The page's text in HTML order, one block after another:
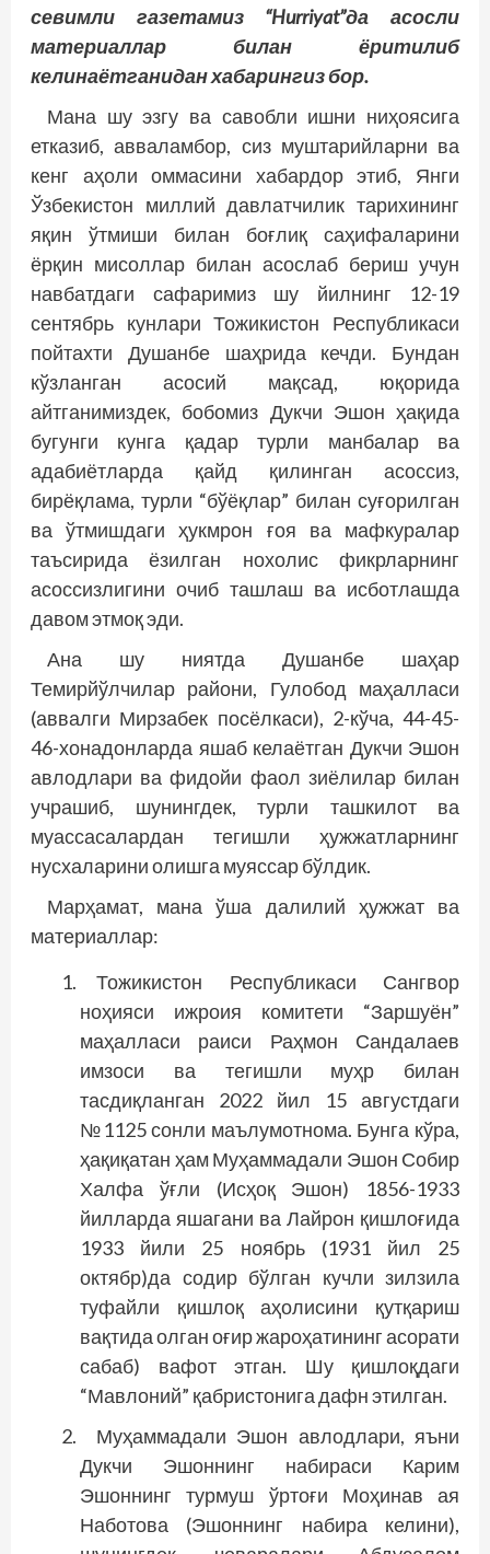
севимли газетамиз “Hurriyat”да асос­­ли
материаллар билан ёритилиб
келинаётганидан хабарингиз бор.
Мана шу эзгу ва савобли ишни ниҳоясига
етказиб, авваламбор, сиз муштарийларни ва
кенг аҳоли оммасини хабардор этиб, Янги
Ўзбекистон миллий давлатчилик тарихининг
яқин ўтмиши билан боғлиқ саҳифаларини
ёрқин мисоллар билан асослаб бериш учун
навбатдаги сафаримиз шу йилнинг 12-19
сентябрь кунлари Тожикистон Республикаси
пойтахти Душанбе шаҳрида кечди. Бундан
кўзланган асосий мақсад, юқорида
айтганимиздек, бобомиз Дукчи Эшон ҳақида
бугунги кунга қадар турли манбалар ва
адабиётларда қайд қилинган асоссиз,
бирёқлама, турли “бўёқлар” билан суғорилган
ва ўтмишдаги ҳукмрон ғоя ва мафкуралар
таъсирида ёзилган нохолис фикрларнинг
асоссизлигини очиб ташлаш ва исботлашда
давом этмоқ эди.
Ана шу ниятда Душанбе шаҳар
Темирйўлчилар райони, Гулобод маҳалласи
(аввалги Мирзабек посёлкаси), 2-кўча, 44-45-
46-хонадонларда яшаб келаётган Дукчи Эшон
авлодлари ва фидойи фаол зиёлилар билан
учрашиб, шунингдек, турли ташкилот ва
муассасалардан тегишли ҳужжатларнинг
нусхаларини олишга муяссар бўлдик.
Марҳамат, мана ўша далилий ҳужжат ва
материаллар:
Тожикистон Республикаси Сангвор
ноҳияси ижроия комитети “Заршуён”
маҳалласи раиси Раҳмон Сандалаев
имзоси ва тегишли муҳр билан
тасдиқланган 2022 йил 15 августдаги
№1125 сонли маълумотнома. Бунга кўра,
ҳақиқатан ҳам Муҳаммад­али Эшон Собир
Халфа ўғли (Исҳоқ Эшон) 1856-1933
йилларда яшагани ва Лайрон қишлоғида
1933 йили 25 ноябрь (1931 йил 25
октябр)да содир бўлган кучли зилзила
туфайли қишлоқ аҳолисини қутқариш
вақтида олган оғир жароҳатининг асорати
сабаб) вафот этган. Шу қишлоқдаги
“Мавлоний” қабристонига дафн этилган.
Муҳаммадали Эшон авлодлари, яъни
Дукчи Эшоннинг набираси Карим
Эшоннинг турмуш ўртоғи Моҳинав ая
Наботова (Эшоннинг набира келини),